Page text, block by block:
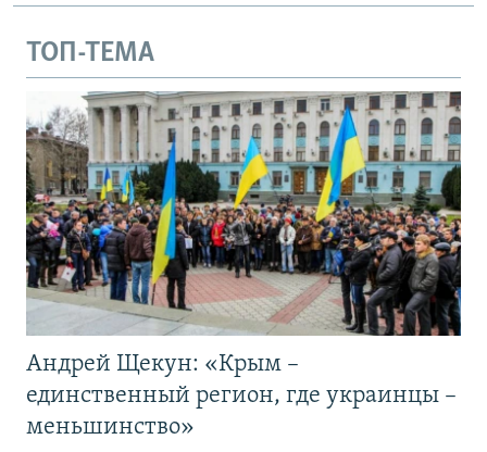
ТОП-ТЕМА
Андрей Щекун: «Крым –
единственный регион, где украинцы –
меньшинство»